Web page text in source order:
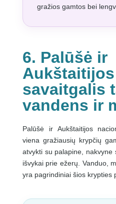
gražios gamtos bei
6. Palūšė ir
Aukštaitijos
savaitgalis
vandens ir
Palūšė ir Aukštaitijos
viena gražiausių krypčių
atvykti su palapine,
išvykai prie ežerų. Vanduo,
yra pagrindiniai šios krypties